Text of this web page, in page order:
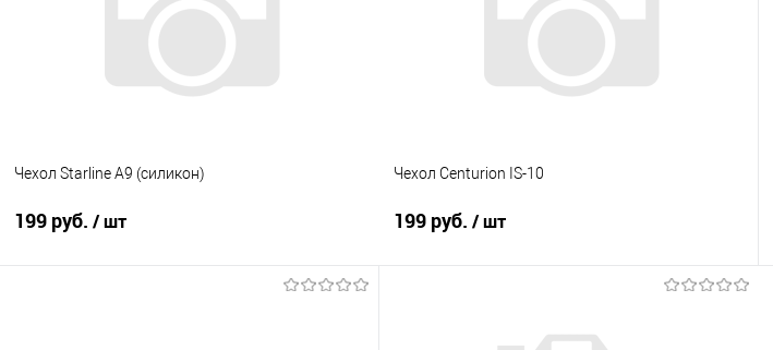
Под заказ Под заказ
Чехол Starline A9 (силикон)
199 руб. / шт
Чехол Centurion IS-10
199 руб. / шт